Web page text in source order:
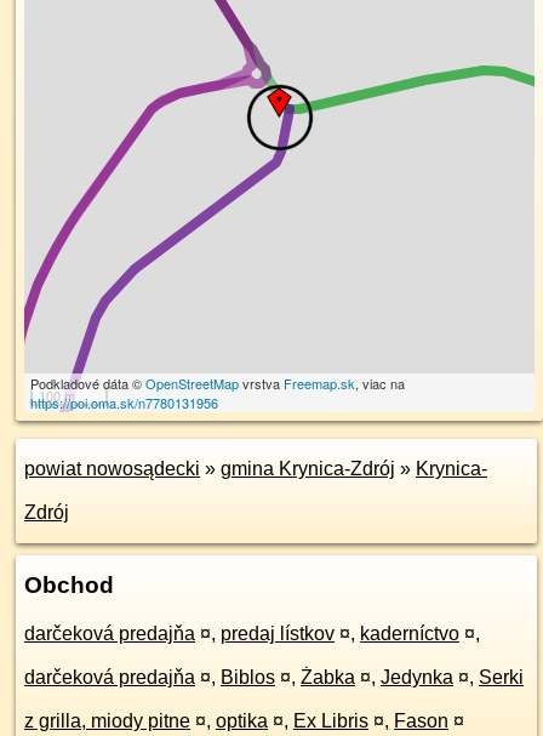
100 m
Podkladové dáta ©OpenStreetMapvrstva Freemap.sk, viac na
https://poi.oma.sk/n7780131956
powiat nowosądecki » gmina Krynica-Zdrój » Krynica-
Zdrój
Obchod
darčeková predajňa ¤, predaj lístkov ¤, kaderníctvo ¤,
darčeková predajňa ¤, Biblos ¤, Żabka ¤, Jedynka ¤, Serki
z grilla, miody pitne ¤, optika ¤, Ex Libris ¤, Fason ¤